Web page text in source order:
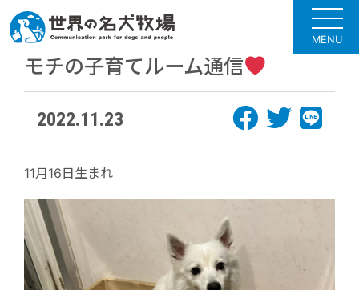
MENU
モチの子育てルーム通信
2022.11.23
11月16日生まれ